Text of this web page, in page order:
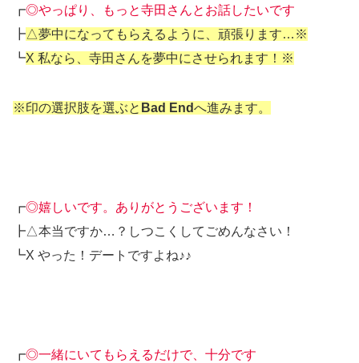
┏◎やっぱり、もっと寺田さんとお話したいです
┣△夢中になってもらえるように、頑張ります…※
┗X 私なら、寺田さんを夢中にさせられます！※
※印の選択肢を選ぶと Bad Endへ進みます。
┏◎嬉しいです。ありがとうございます！
┣△本当ですか…？しつこくしてごめんなさい！
┗X やった！デートですよね♪♪
┏◎一緒にいてもらえるだけで、十分です